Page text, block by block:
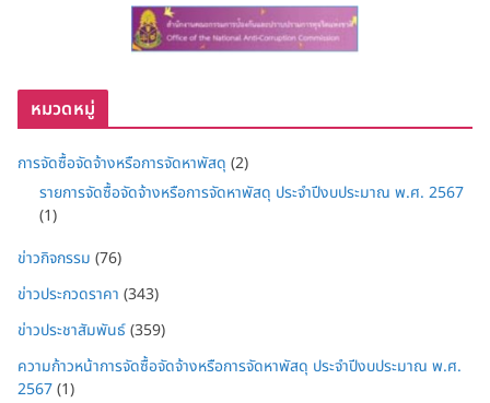
หมวดหมู่
การจัดซื้อจัดจ้างหรือการจัดหาพัสดุ (2)
รายการจัดซื้อจัดจ้างหรือการจัดหาพัสดุ ประจำปีงบประมาณ พ.ศ. 2567
(1)
ข่าวกิจกรรม (76)
ข่าวประกวดราคา (343)
ข่าวประชาสัมพันธ์(359)
ความก้าวหน้าการจัดซื้อจัดจ้างหรือการจัดหาพัสดุ ประจำปีงบประมาณ พ.ศ.
2567(1)